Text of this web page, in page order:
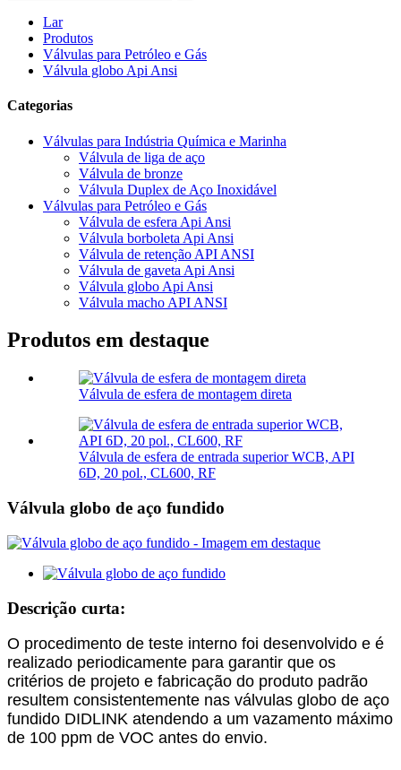
Lar
Produtos
Válvulas para Petróleo e Gás
Válvula globo Api Ansi
Categorias
Válvulas para Indústria Química e Marinha
Válvula de liga de aço
Válvula de bronze
Válvula Duplex de Aço Inoxidável
Válvulas para Petróleo e Gás
Válvula de esfera Api Ansi
Válvula borboleta Api Ansi
Válvula de retenção API ANSI
Válvula de gaveta Api Ansi
Válvula globo Api Ansi
Válvula macho API ANSI
Produtos em destaque
Válvula de esfera de montagem direta
Válvula de esfera de entrada superior WCB, API
6D, 20 pol., CL600, RF
Válvula globo de aço fundido
Descrição curta:
O procedimento de teste interno foi desenvolvido e é
realizado periodicamente para garantir que os
critérios de projeto e fabricação do produto padrão
resultem consistentemente nas válvulas globo de aço
fundido DIDLINK atendendo a um vazamento máximo
de 100 ppm de VOC antes do envio.